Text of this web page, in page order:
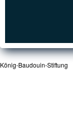
König-Baudouin-Stiftung